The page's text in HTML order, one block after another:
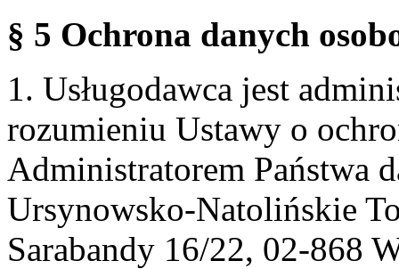
§ 5 Ochrona danych
1. Usługodawca jest
rozumieniu Ustawy o
Administratorem Państwa
Ursynowsko-Natolińskie
Sarabandy 16/22, 02-868